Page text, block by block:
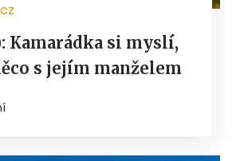
Kamarádka si myslí,
s jejím manželem